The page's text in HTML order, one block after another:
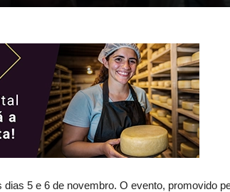
5 e 6 de novembro. O evento, promovido